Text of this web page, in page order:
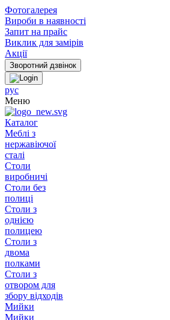
Фотогалерея
Вироби в наявності
Запит на прайс
Виклик для замірів
Акції
рус
Меню
Каталог
Меблі з
нержавіючої
сталі
Столи
виробничі
Столи без
полиці
Столи з
однією
полицею
Столи з
двома
полками
Столи з
отвором для
збору відходів
Мийки
Мийки